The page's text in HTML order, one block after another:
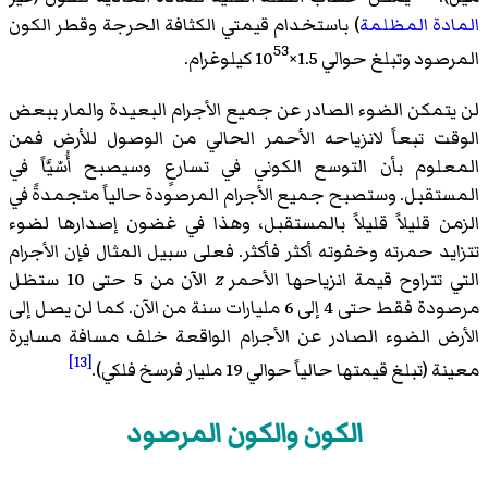
المادة المظلمة) باستخدام قيمتي الكثافة الحرجة وقطر الكون
المرصود وتبلغ حوالي 1.5×10
53
كيلوغرام.
لن يتمكن الضوء الصادر عن جميع الأجرام البعيدة والمار ببعض
الوقت تبعاً لانزياحه الأحمر الحالي من الوصول للأرض فمن
المعلوم بأن التوسع الكوني في تسارعٍ وسيصبح أُسّيَّاً في
المستقبل. وستصبح جميع الأجرام المرصودة حالياً متجمدةً في
الزمن قليلاً قليلاً بالمستقبل، وهذا في غضون إصدارها لضوء
تتزايد حمرته وخفوته أكثر فأكثر. فعلى سبيل المثال فإن الأجرام
التي تتراوح قيمة انزياحها الأحمرz
الآن من 5 حتى 10 ستظل
مرصودة فقط حتى 4 إلى 6 مليارات سنة من الآن. كما لن يصل إلى
الأرض الضوء الصادر عن الأجرام الواقعة خلف مسافة مسايرة
معينة (تبلغ قيمتها حالياً حوالي 19 مليار فرسخ فلكي).
[13]
الكون والكون المرصود